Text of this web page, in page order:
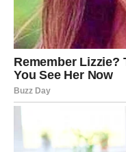
Slobodni Lavovi
intelektualno i emotivno.
Moguća je i situacija u
dugo skrivao.
Lav ponovo oseća
cenjen.